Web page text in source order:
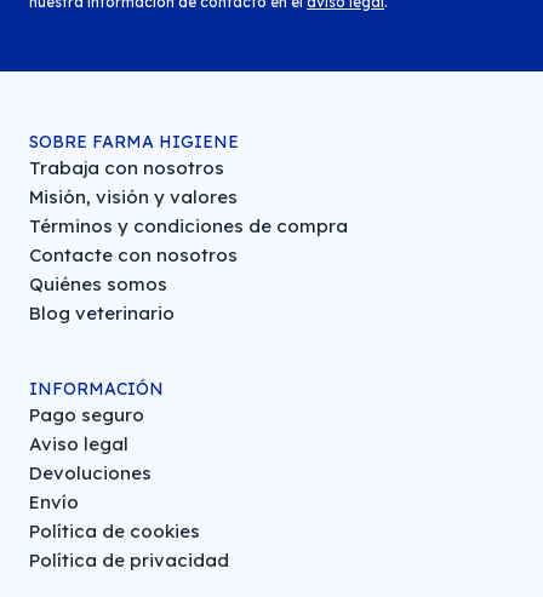
SOBRE FARMA HIGIENE
Trabaja con nosotros
Misión, visión y valores
Términos y condiciones de compra
Contacte con nosotros
Quiénes somos
Blog veterinario
INFORMACIÓN
Pago seguro
Aviso legal
Devoluciones
Envío
Política de cookies
Política de privacidad